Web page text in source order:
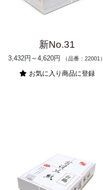
新No.31
3,432円～4,620円 （品番：22001）
お気に入り商品に登録